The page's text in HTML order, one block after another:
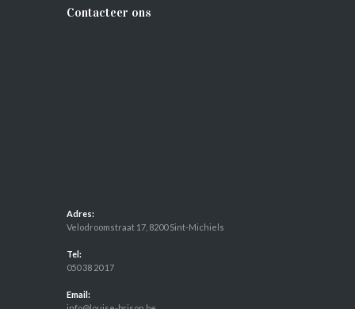
Contacteer ons
Adres:
Velodroomstraat 17, 8200 Sint-Michiels
Tel:
050 38 20 17
Email: